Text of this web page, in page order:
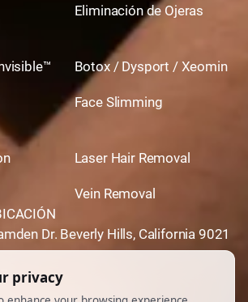
Eliminación de Ojeras
Botox / Dysport / Xeomin
Face Slimming
Laser Hair Removal
Vein Removal
Dr. Beverly Hills, California 9021
derechos reservados.